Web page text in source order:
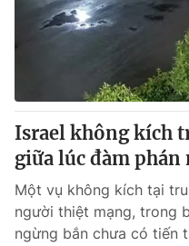
Israel không kích
giữa lúc đàm phán
Một vụ không kích tại
người thiệt mạng, trong
ngừng bắn chưa có tiến